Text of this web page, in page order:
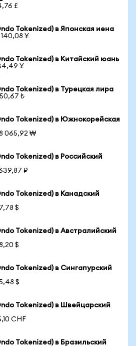
£
Tokenized) в Японская иена
140,08 ¥
Tokenized) в Китайский юань
¥
Tokenized) в Турецкая лира
₺
Tokenized) в Южнокорейская
065,92 ₩
Tokenized) в Российский
₽
Tokenized) в Канадский
$
Tokenized) в Австралийский
$
Tokenized) в Сингапурский
$
Tokenized) в Швейцарский
CHF
Tokenized) в Бразильский